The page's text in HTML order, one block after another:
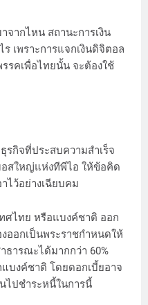
จากไหน สถานะการเงิน
เพราะการแจกเงินดิจิตอล
รคเพื่อไทยนั้น จะต้องใช้
รกิจที่ประสบความสำเร็จ
อสใหญ่แห่งทีพีไอ ให้ข้อคิด
ไว้อย่างเฉียบคม
ศไทย หรือแบงค์ชาติ ออก
ออกเป็นพระราชกำหนดให้
ธารณะได้มากกว่า 60%
บงค์ชาติ โดยดอกเบี้ยอาจ
นไปชำระหนี้ในการนี้